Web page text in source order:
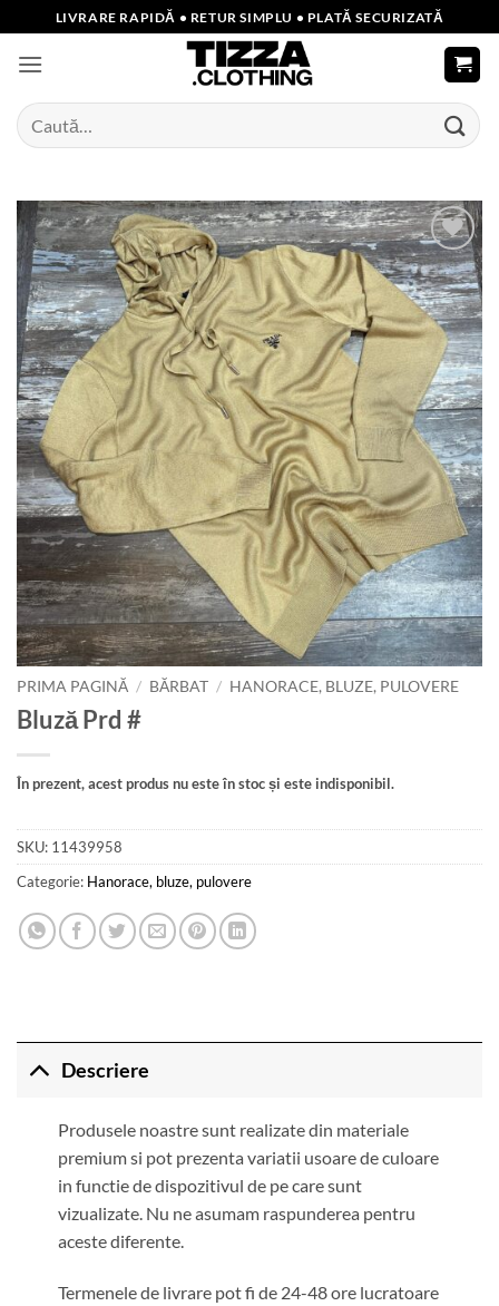
to
content
LIVRARE RAPIDĂ • RETUR SIMPLU • PLATĂ SECURIZATĂ
Caută
după:
Add to
wishlist
PRIMA PAGINĂ / BĂRBAT / HANORACE, BLUZE, PULOVERE
Bluză Prd #
În prezent, acest produs nu este în stoc și este indisponibil.
SKU: 11439958
Categorie: Hanorace, bluze, pulovere
Descriere
Produsele noastre sunt realizate din materiale
premium si pot prezenta variatii usoare de culoare
in functie de dispozitivul de pe care sunt
vizualizate. Nu ne asumam raspunderea pentru
aceste diferente.
Termenele de livrare pot fi de 24-48 ore lucratoare